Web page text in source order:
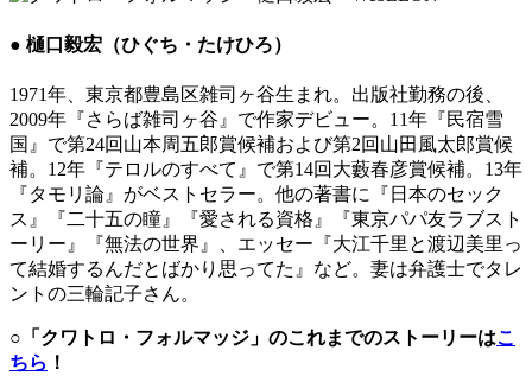
● 樋口毅宏（ひぐち・たけひろ）
1971年、東京都豊島区雑司ヶ谷生まれ。出版社勤務の後、
2009年『さらば雑司ヶ谷』で作家デビュー。11年『民宿雪
国』で第24回山本周五郎賞候補および第2回山田風太郎賞候
補。12年『テロルのすべて』で第14回大藪春彦賞候補。13年
『タモリ論』がベストセラー。他の著書に『日本のセック
ス』『二十五の瞳』『愛される資格』『東京パパ友ラブスト
ーリー』『無法の世界』、エッセー『大江千里と渡辺美里っ
て結婚するんだとばかり思ってた』など。妻は弁護士でタレ
ントの三輪記子さん。
○「クワトロ・フォルマッジ」のこれまでのストーリーはこ
ちら ！